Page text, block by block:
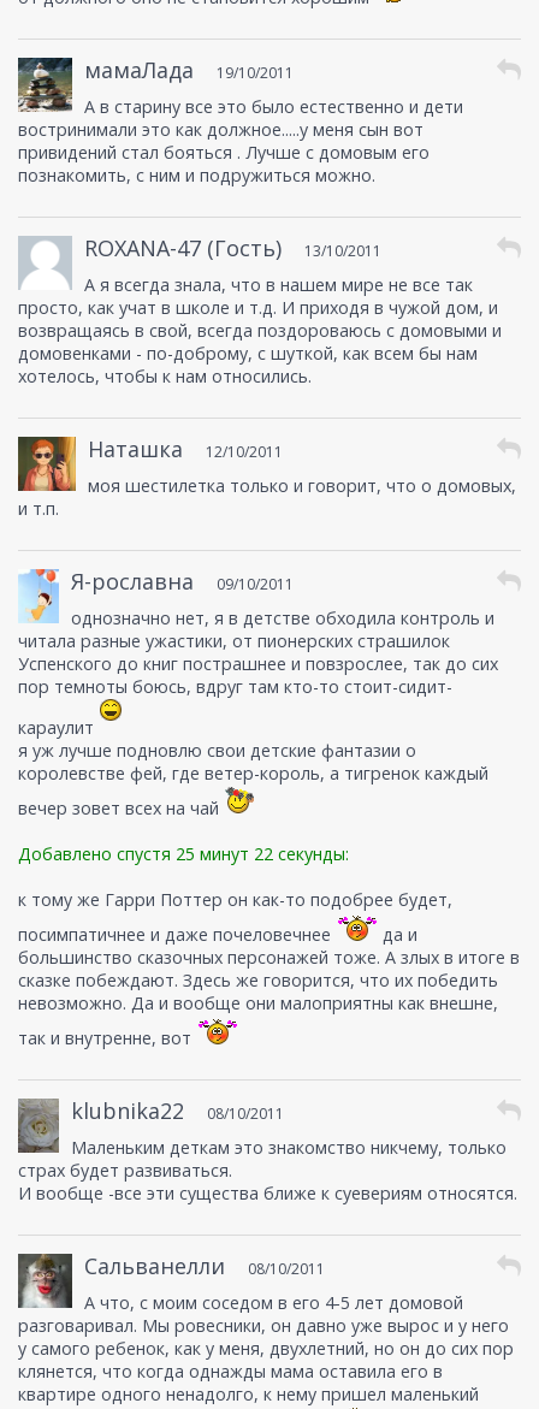
мамаЛада 19/10/2011
А в старину все это было естественно и дети
востринимали это как должное.....у меня сын вот
привидений стал бояться . Лучше с домовым его
познакомить, с ним и подружиться можно.
ROXANA-47 (Гость) 13/10/2011
А я всегда знала, что в нашем мире не все так
просто, как учат в школе и т.д. И приходя в чужой дом, и
возвращаясь в свой, всегда поздороваюсь с домовыми и
домовенками - по-доброму, с шуткой, как всем бы нам
хотелось, чтобы к нам относились.
Наташка 12/10/2011
моя шестилетка только и говорит, что о домовых,
и т.п.
Я-рославна 09/10/2011
однозначно нет, я в детстве обходила контроль и
читала разные ужастики, от пионерских страшилок
Успенского до книг пострашнее и повзрослее, так до сих
пор темноты боюсь, вдруг там кто-то стоит-сидит-
караулит
я уж лучше подновлю свои детские фантазии о
королевстве фей, где ветер-король, а тигренок каждый
вечер зовет всех на чай
Добавлено спустя 25 минут 22 секунды:
к тому же Гарри Поттер он как-то подобрее будет,
посимпатичнее и даже почеловечнее
да и
большинство сказочных персонажей тоже. А злых в итоге в
сказке побеждают. Здесь же говорится, что их победить
невозможно. Да и вообще они малоприятны как внешне,
так и внутренне, вот
klubnika22 08/10/2011
Маленьким деткам это знакомство никчему, только
страх будет развиваться.
И вообще -все эти существа ближе к суевериям относятся.
Сальванелли 08/10/2011
А что, с моим соседом в его 4-5 лет домовой
разговаривал. Мы ровесники, он давно уже вырос и у него
у самого ребенок, как у меня, двухлетний, но он до сих пор
клянется, что когда однажды мама оставила его в
квартире одного ненадолго, к нему пришел маленький